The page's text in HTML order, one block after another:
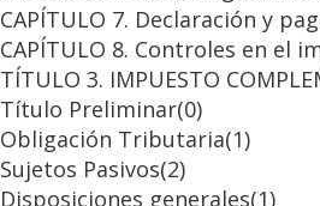
CAPÍTULO 7. Declaración y
CAPÍTULO 8. Controles en el
TÍTULO 3. IMPUESTO
Título Preliminar(0)
Obligación Tributaria(1)
Sujetos Pasivos(2)
Disposiciones generales(1)